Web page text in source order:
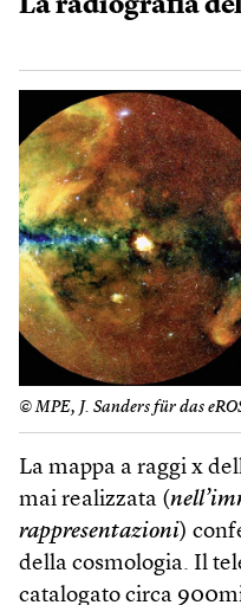
La radiografia
© MPE, J. Sanders für das
La mappa a raggi x
mai realizzata (
rappresentazioni)
della cosmologia. Il
catalogato circa